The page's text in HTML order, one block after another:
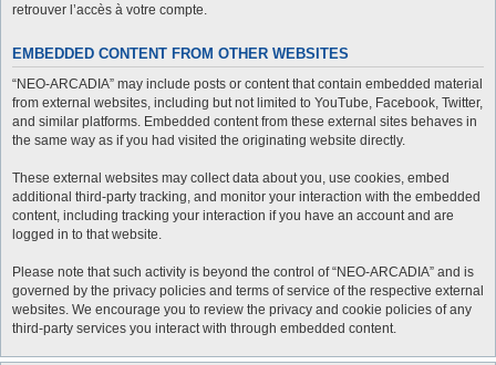
retrouver l’accès à votre compte.
EMBEDDED CONTENT FROM OTHER WEBSITES
“NEO-ARCADIA” may include posts or content that contain embedded material
from external websites, including but not limited to YouTube, Facebook, Twitter,
and similar platforms. Embedded content from these external sites behaves in
the same way as if you had visited the originating website directly.
These external websites may collect data about you, use cookies, embed
additional third-party tracking, and monitor your interaction with the embedded
content, including tracking your interaction if you have an account and are
logged in to that website.
Please note that such activity is beyond the control of “NEO-ARCADIA” and is
governed by the privacy policies and terms of service of the respective external
websites. We encourage you to review the privacy and cookie policies of any
third-party services you interact with through embedded content.